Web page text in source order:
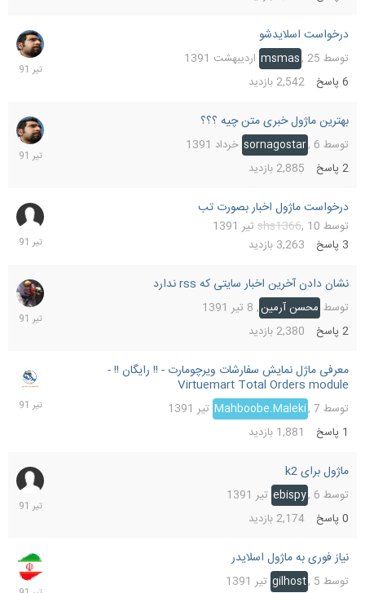
درخواست اسلایدشو
توسط msmas, 25 اردیبهشت 1391
6 پاسخ 2,542 بازدید
بهترین ماژول خبری متن چیه ؟؟؟
توسط sornagostar, 6 خرداد 1391
2 پاسخ 2,885 بازدید
درخواست ماژول اخبار بصورت تب
توسط shs1366, 10 تیر 1391
3 پاسخ 3,263 بازدید
نشان دادن آخرین اخبار سایتی که rss ندارد
توسط محسن آرمین, 8 تیر 1391
2 پاسخ 2,380 بازدید
معرفی ماژل نمایش سفارشات ویرچومارت - !! رایگان !! -
Virtuemart Total Orders module
توسط Mahboobe.Maleki, 7 تیر 1391
1 پاسخ 1,881 بازدید
ماژول برای k2
توسط ebispy, 6 تیر 1391
0 پاسخ 2,174 بازدید
نیاز فوری به ماژول اسلایدر
توسط gilhost, 5 تیر 1391